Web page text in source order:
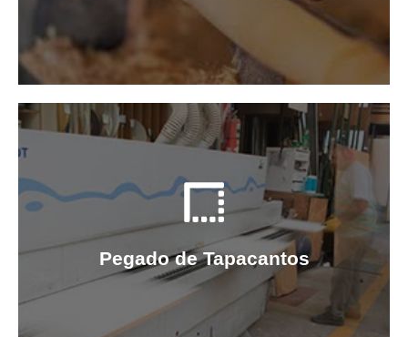
Pegado de Tapacantos
Pegado de Tapacantos